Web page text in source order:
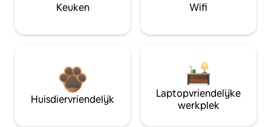
Keuken Wifi
Huisdiervriendelijk
Laptopvriendelijke
werkplek